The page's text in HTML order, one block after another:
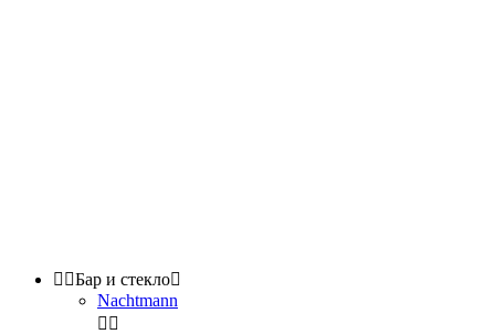
 Бар и стекло
Nachtmann
 